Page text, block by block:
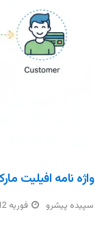
واژه نامه افیلیت
سپیده پیشرو فوریه 12, 2026